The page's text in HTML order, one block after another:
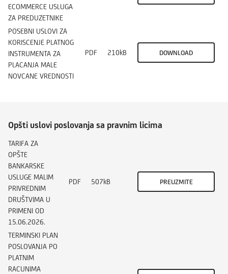
ECOMMERCE USLUGA
ZA PREDUZETNIKE
POSEBNI USLOVI ZA
KORISCENJE PLATNOG
INSTRUMENTA ZA
PLACANJA MALE
NOVCANE VREDNOSTI
PDF 210kB DOWNLOAD
Opšti uslovi poslovanja sa pravnim licima
TARIFA ZA
OPŠTE
BANKARSKE
USLUGE MALIM
PRIVREDNIM
DRUŠTVIMA U
PRIMENI OD
15.06.2026.
PDF 507kB PREUZMITE
TERMINSKI PLAN
POSLOVANJA PO
PLATNIM
RACUNIMA